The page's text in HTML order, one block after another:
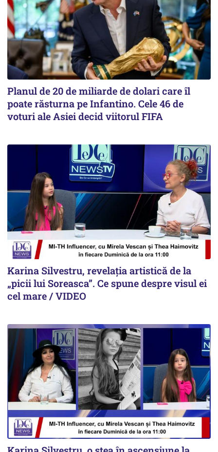
Planul de 20 de miliarde de dolari care îl
poate răsturna pe Infantino. Cele 46 de
voturi ale Asiei decid viitorul FIFA
Karina Silvestru, revelația artistică de la
„picii lui Soreasca”. Ce spune despre visul ei
cel mare / VIDEO